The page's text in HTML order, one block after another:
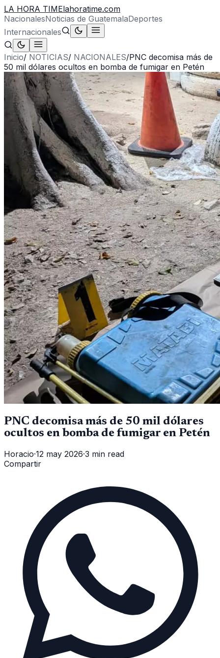
LA HORA TIMElahoratime.com
NacionalesNoticias de GuatemalaDeportes
Internacionales
Inicio/ NOTICIAS/ NACIONALES/PNC decomisa más de
50 mil dólares ocultos en bomba de fumigar en Petén
PNC decomisa más de 50 mil dólares
ocultos en bomba de fumigar en Petén
Horacio·12 may 2026·3 min read
Compartir